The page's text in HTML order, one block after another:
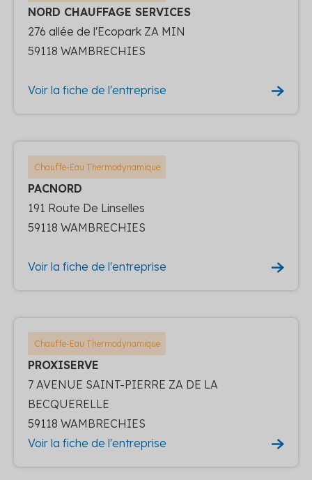
NORD CHAUFFAGE SERVICES
276 allée de l'Ecopark ZA MIN
59118 WAMBRECHIES
Voir la fiche de l'entreprise
Chauffe-Eau Thermodynamique
PACNORD
191 Route De Linselles
59118 WAMBRECHIES
Voir la fiche de l'entreprise
Chauffe-Eau Thermodynamique
PROXISERVE
7 AVENUE SAINT-PIERRE ZA DE LA
BECQUERELLE
59118 WAMBRECHIES
Voir la fiche de l'entreprise